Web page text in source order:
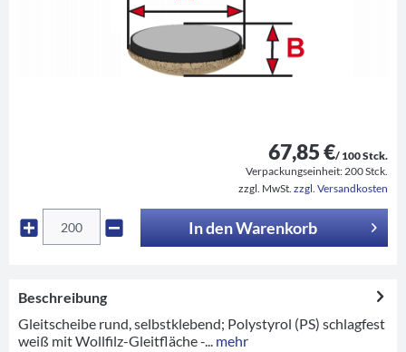
67,85 €/ 100 Stck.
Verpackungseinheit: 200 Stck.
zzgl. MwSt. zzgl. Versandkosten
In denWarenkorb
Beschreibung
Gleitscheibe rund, selbstklebend; Polystyrol (PS) schlagfest
weiß mit Wollfilz-Gleitfläche -...
mehr